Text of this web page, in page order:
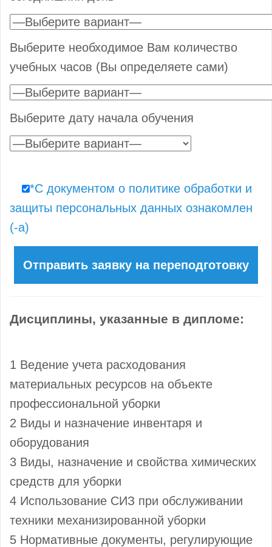
Выберите необходимое Вам количество
учебных часов (Вы определяете сами)
Выберите дату начала обучения
*С документом о политике обработки и
защиты персональных данных ознакомлен
(-а)
Дисциплины, указанные в дипломе:
1 Ведение учета расходования
материальных ресурсов на объекте
профессиональной уборки
2 Виды и назначение инвентаря и
оборудования
3 Виды, назначение и свойства химических
средств для уборки
4 Использование СИЗ при обслуживании
техники механизированной уборки
5 Нормативные документы, регулирующие